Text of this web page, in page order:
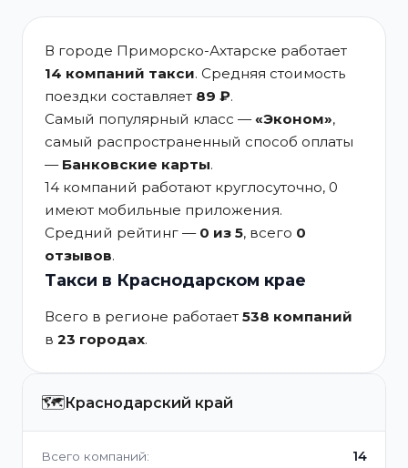
В городе Приморско-Ахтарске работает
14 компаний такси. Средняя стоимость
поездки составляет 89 ₽.
Самый популярный класс —«Эконом»,
самый распространенный способ оплаты
— Банковские карты.
14 компаний работают круглосуточно, 0
имеют мобильные приложения.
Средний рейтинг — 0 из 5, всего 0
отзывов.
Такси в Краснодарском крае
Всего в регионе работает 538 компаний
в 23 городах.
🗺️Краснодарский край
Всего компаний: 14